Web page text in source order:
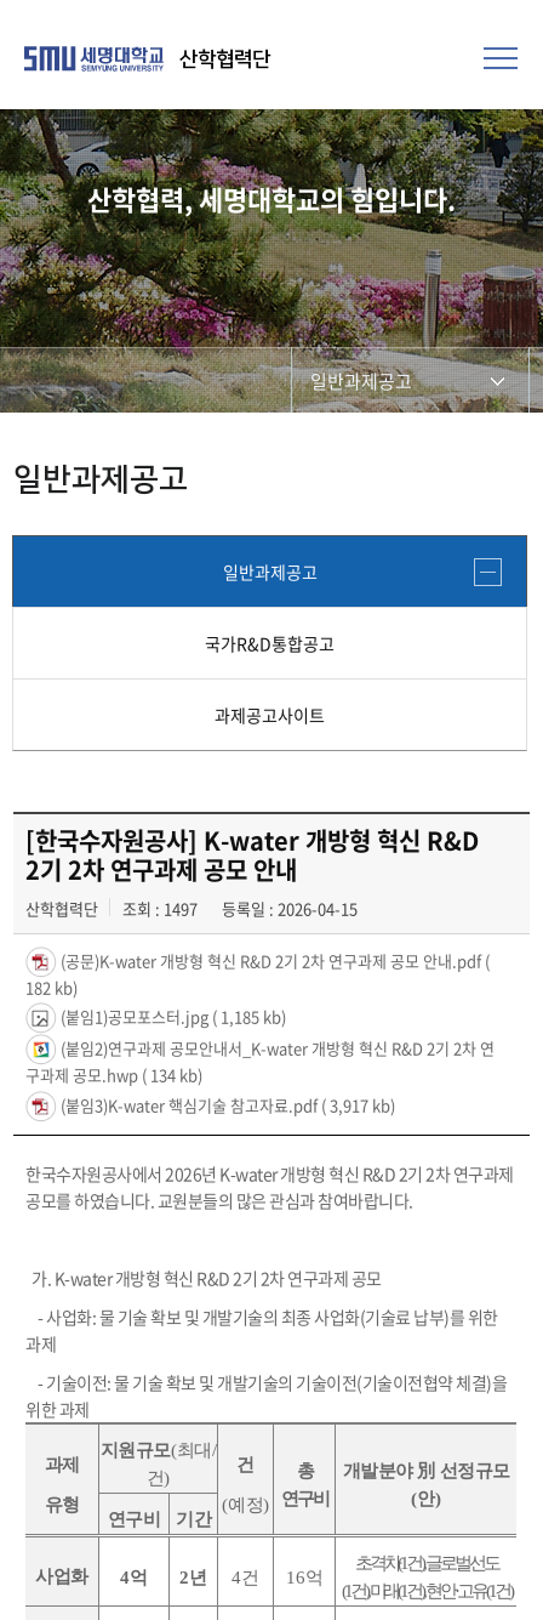
산학협력단
산학협력, 세명대학교의 힘입니다.
일반과제공고
간접비 자동계산
교외 학술연구비 지원제도
일반과제공고
일반과제공고
국가R&D통합공고
과제공고사이트
[한국수자원공사] K-water 개방형 혁신 R&D
2기 2차 연구과제 공모 안내
산학협력단 조회 : 1497 등록일 : 2026-04-15
(공문)K-water 개방형 혁신 R&D 2기 2차 연구과제 공모 안내.pdf(
182 kb)
(붙임1)공모포스터.jpg ( 1,185 kb)
(붙임2)연구과제 공모안내서_K-water 개방형 혁신 R&D 2기 2차 연
구과제 공모.hwp ( 134 kb)
(붙임3)K-water 핵심기술 참고자료.pdf( 3,917 kb)
한국수자원공사에서 2026년 K-water 개방형 혁신 R&D 2기 2차 연구과제
공모를 하였습니다. 교원분들의 많은 관심과 참여바랍니다.
가. K-water 개방형 혁신 R&D 2기 2차 연구과제 공모
- 사업화: 물 기술 확보 및 개발기술의 최종 사업화(기술료 납부)를 위한
과제
- 기술이전: 물 기술 확보 및 개발기술의 기술이전(기술이전협약 체결)을
위한 과제
과제
유형
지원규모(최대/
건)
건
(예정)
총
연구비
개발분야別 선정규모
(안)
연구비
기간
사업화 4억 2년 4건 16억
초격차(1건)글로벌선도
(1건),미래(1건)현안·고유(1건)